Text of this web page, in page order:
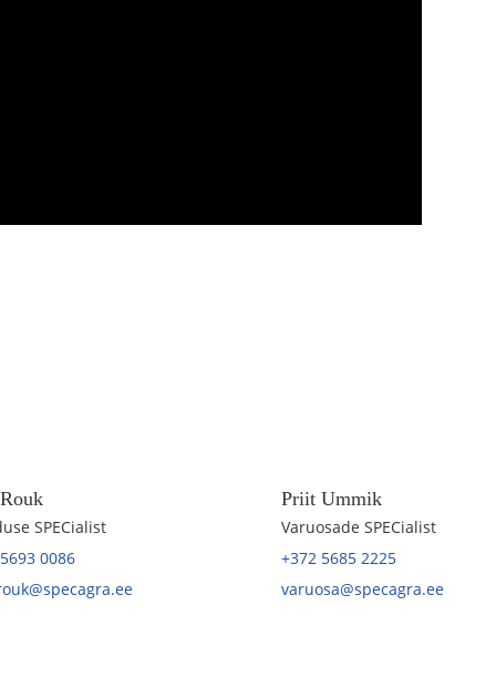
SPECialist
0086
Priit Ummik
Varuosade SPECialist
+372 5685 2225
varuosa@specagra.ee